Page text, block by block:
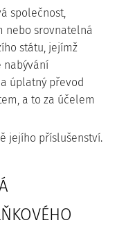
společnost,
nebo srovnatelná
státu, jejímž
nabývání
úplatný převod
a to za účelem
jejího příslušenství.